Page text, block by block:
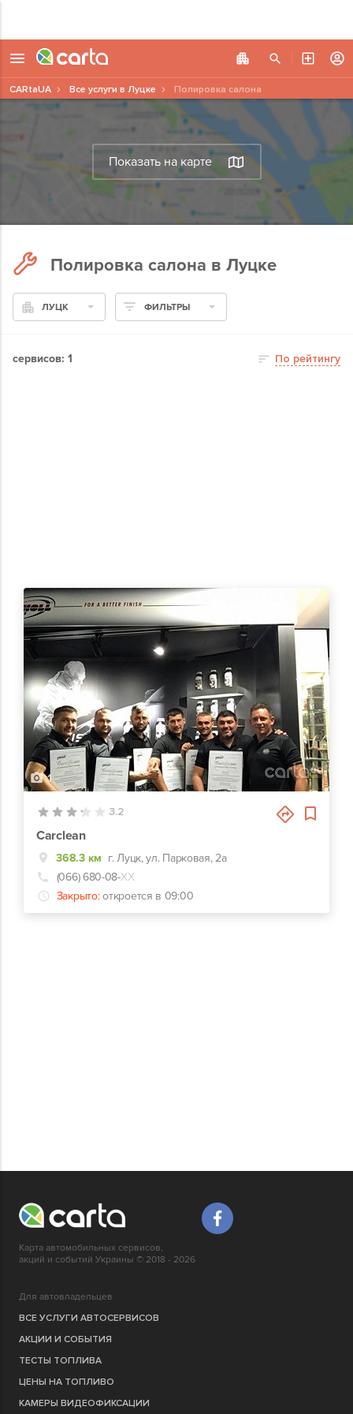
Показать на карте
CARtaUA Все услуги в Луцке Полировка салона
Полировка салона в Луцке
ЛУЦК ФИЛЬТРЫ
сервисов: 1 По рейтингу
1
3.2
Carclean
368.3 км г. Луцк, ул. Парковая, 2а
(066) 680-08-ХХ
Закрыто: откроется в 09:00
Карта автомобильных сервисов,
акций и событий Украины © 2018 - 2026
Для автовладельцев
ВСЕ УСЛУГИ АВТОСЕРВИСОВ
АКЦИИ И СОБЫТИЯ
ТЕСТЫ ТОПЛИВА
ЦЕНЫ НА ТОПЛИВО
КАМЕРЫ ВИДЕОФИКСАЦИИ